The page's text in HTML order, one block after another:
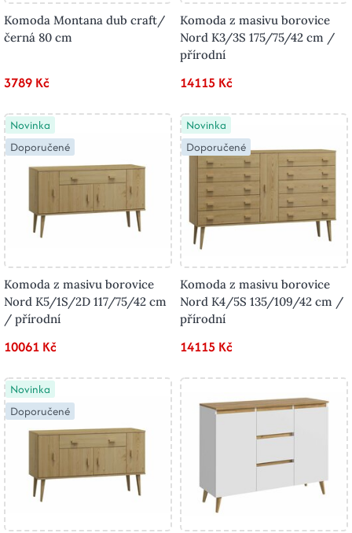
Komoda Montana dub craft/
černá 80 cm
3789 Kč
Komoda z masivu borovice
Nord K3/3S 175/75/42 cm /
přírodní
14115 Kč
Novinka
Doporučené
Komoda z masivu borovice
Nord K5/1S/2D 117/75/42 cm
/ přírodní
10061 Kč
Novinka
Doporučené
Komoda z masivu borovice
Nord K4/5S 135/109/42 cm /
přírodní
14115 Kč
Novinka
Doporučené